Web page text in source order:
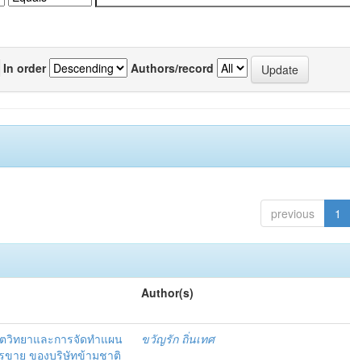
In order Authors/record
previous 1
Author(s)
วิทยาและการจัดทำแผน
าย ของบริษัทข้ามชาติ
ขวัญรัก ถิ่นเทศ